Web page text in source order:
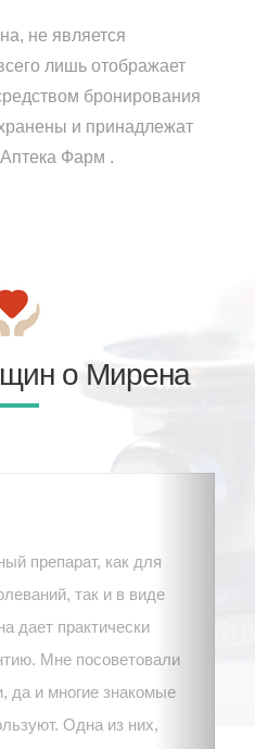
не является
лишь отображает
бронирования
и принадлежат
Фарм .
о Мирена
препарат, как для
так и в виде
дает практически
Мне посоветовали
да и многие знакомые
Одна из них,